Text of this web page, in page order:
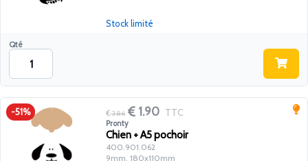
Qté
Stock limité
-51% 3.86 1.90 TTC
Pronty
Chien + A5 pochoir
400.901.062
9mm, 180x110mm